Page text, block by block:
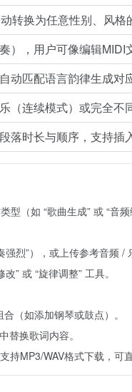
转换为任意性别、风
），用户可像编辑
动匹配语言韵律生成对
（连续模式）或完全
落时长与顺序，支持插
（如 “歌曲生成” 或 “音频
烈”），或上传参考音频 /
” 或 “旋律调整” 工具。
（如添加钢琴或鼓点）。
替换歌词内容。
持MP3/WAV格式下载，可